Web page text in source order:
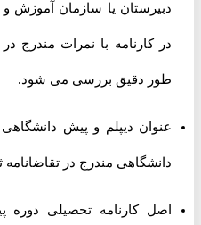
دبیرستان یا سازمان آموزش و
در کارنامه با نمرات مندرج در
طور دقیق بررسی می شود.
عنوان دیپلم و پیش دانشگاهی
دانشگاهی مندرج در تقاضانامه
اصل کارنامه تحصیلی دوره